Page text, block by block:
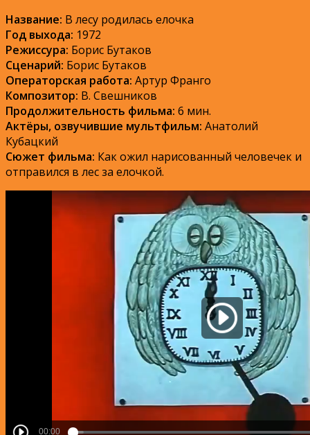
Название: В лесу родилась елочка
Год выхода: 1972
Режиссура: Борис Бутаков
Сценарий: Борис Бутаков
Операторская работа: Артур Франго
Композитор: В. Свешников
Продолжительность фильма: 6 мин.
Актёры, озвучившие мультфильм: Анатолий
Кубацкий
Сюжет фильма: Как ожил нарисованный человечек и
отправился в лес за елочкой.